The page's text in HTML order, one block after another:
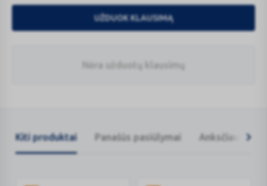
UŽDUOK KLAUSIMĄ
Nėra užduotų klausimų
Kiti produktai Panašūs pasiūlymai Anksčiau